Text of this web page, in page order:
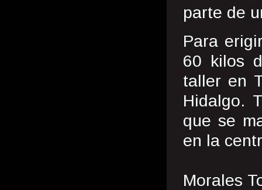
parte de
Para
60 kilos
taller en
Hidalgo.
que se
en la
Morales